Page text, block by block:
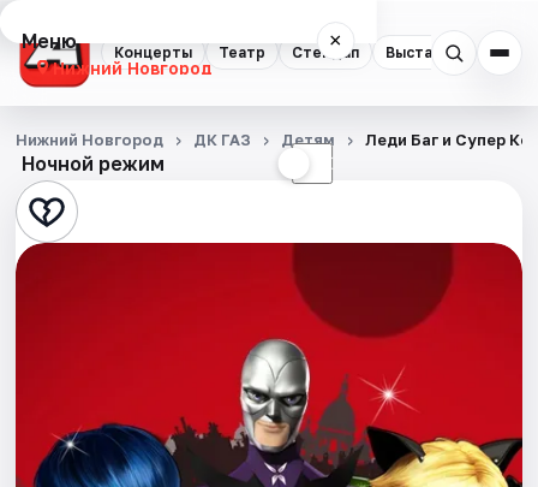
Концерты Театр Стендап Выставки
Меню ×
Нижний Новгород
Концерты
Театр
Стендап
Спорт
Ночной режим ☾
Нижний Новгород ДК ГАЗ Детям Леди Баг и Супер